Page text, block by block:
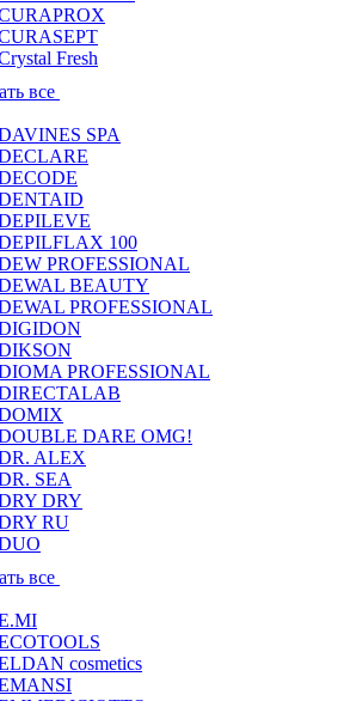
Fresh
все
SPA
100
PROFESSIONAL
BEAUTY
PROFESSIONAL
PROFESSIONAL
DARE OMG!
ALEX
SEA
DRY
RU
все
cosmetics